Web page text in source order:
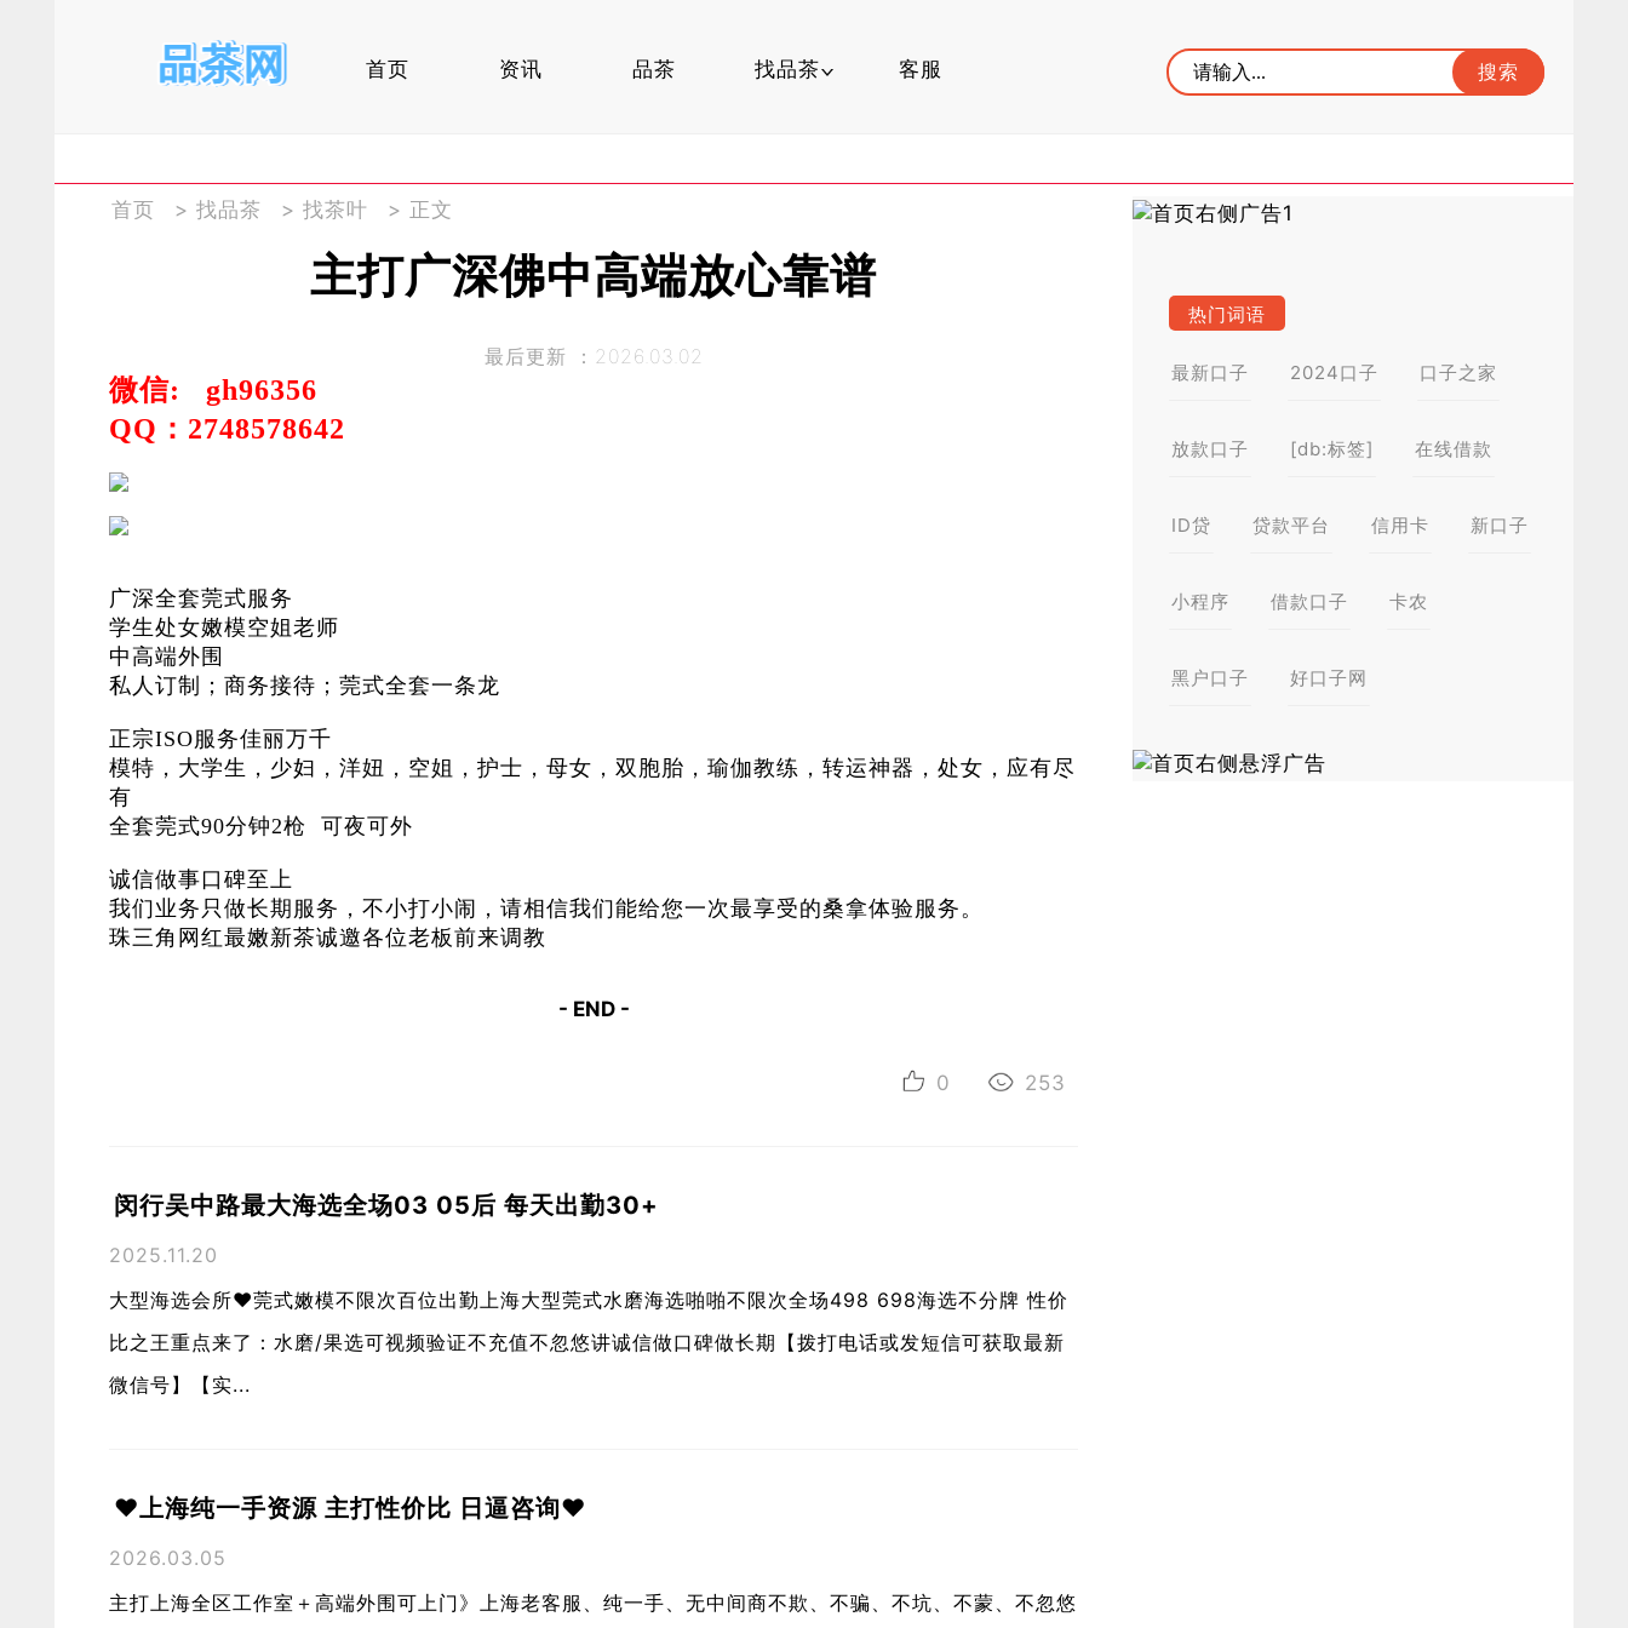
首页 资讯 品茶 找品茶
喝茶知识
客服
首页 > 找品茶 > 找茶叶 > 正文
主打广深佛中高端放心靠谱
最后更新 ：2026.03.02
微信: gh96356
QQ： 2748578642
广深全套莞式服务
学生处女嫩模空姐老师
中高端外围
私人订制；商务接待；莞式全套一条龙
正宗ISO服务佳丽万千
模特，大学生，少妇，洋妞，空姐，护士，母女，双胞胎，瑜伽教练，转运神器，处女，应有尽
有
全套莞式90分钟2枪 可夜可外
诚信做事口碑至上
我们业务只做长期服务，不小打小闹，请相信我们能给您一次最享受的桑拿体验服务。
珠三角网红最嫩新茶诚邀各位老板前来调教
- END -
253
0
闵行吴中路最大海选全场03 05后 每天出勤30+
2025.11.20
大型海选会所❤️莞式嫩模不限次百位出勤上海大型莞式水磨海选啪啪不限次全场498 698海选不分牌 性价
比之王重点来了：水磨/果选可视频验证不充值不忽悠讲诚信做口碑做长期【拨打电话或发短信可获取最新
微信号】【实...
❤️上海纯一手资源 主打性价比 日逼咨询❤️
2026.03.05
主打上海全区工作室＋高端外围可上门》上海老客服、纯一手、无中间商不欺、不骗、不坑、不蒙、不忽悠
热门词语
最新口子 2024口子 口子之家
放款口子 [db:标签] 在线借款
ID贷 贷款平台 信用卡 新口子
小程序 借款口子 卡农
黑户口子 好口子网